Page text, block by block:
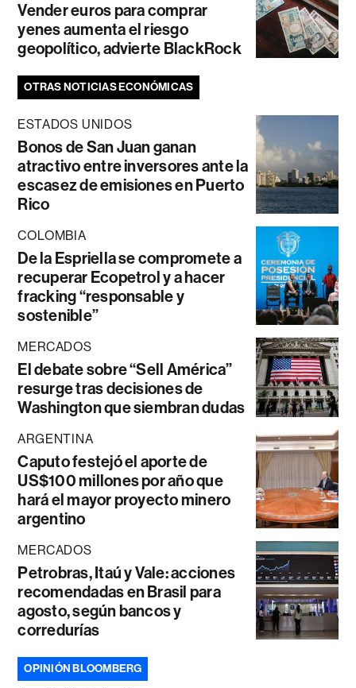
Vender euros para comprar
yenes aumenta el riesgo
geopolítico, advierte BlackRock
OTRAS NOTICIAS ECONÓMICAS
ESTADOS UNIDOS
Bonos de San Juan ganan
atractivo entre inversores ante la
escasez de emisiones en Puerto
Rico
COLOMBIA
De la Espriella se compromete a
recuperar Ecopetrol y a hacer
fracking “responsable y
sostenible”
MERCADOS
El debate sobre “Sell América”
resurge tras decisiones de
Washington que siembran dudas
ARGENTINA
Caputo festejó el aporte de
US$100 millones por año que
hará el mayor proyecto minero
argentino
MERCADOS
Petrobras, Itaú y Vale: acciones
recomendadas en Brasil para
agosto, según bancos y
corredurías
OPINIÓN BLOOMBERG